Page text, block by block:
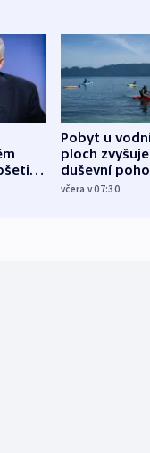
Pobyt u
ploch zvyšuje
duševní
ukázala
včera v 07:30